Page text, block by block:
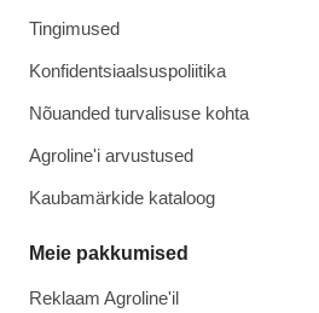
Tingimused
Konfidentsiaalsuspoliitika
Nõuanded turvalisuse kohta
Agroline'i arvustused
Kaubamärkide kataloog
Meie pakkumised
Reklaam Agroline'il